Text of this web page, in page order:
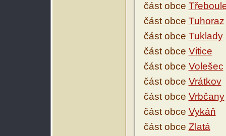
část obce
část obce Tuhoraz
část obce Tuklady
část obce Vitice
část obce Volešec
část obce Vrátkov
část obce Vrbčany
část obce Vykáň
část obce Zlatá